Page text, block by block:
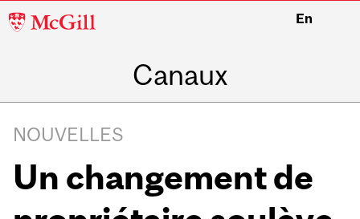
McGill
En
Canaux
NOUVELLES
Un changement de